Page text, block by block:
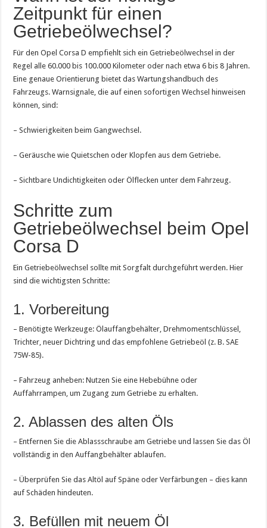
Zeitpunkt für einen
Getriebeölwechsel?
Für den Opel Corsa D empfiehlt sich ein Getriebeölwechsel in der
Regel alle 60.000 bis 100.000 Kilometer oder nach etwa 6 bis 8 Jahren.
Eine genaue Orientierung bietet das Wartungshandbuch des
Fahrzeugs. Warnsignale, die auf einen sofortigen Wechsel hinweisen
können, sind:
– Schwierigkeiten beim Gangwechsel.
– Geräusche wie Quietschen oder Klopfen aus dem Getriebe.
– Sichtbare Undichtigkeiten oder Ölflecken unter dem Fahrzeug.
Schritte zum
Getriebeölwechsel beim Opel
Corsa D
Ein Getriebeölwechsel sollte mit Sorgfalt durchgeführt werden. Hier
sind die wichtigsten Schritte:
1. Vorbereitung
– Benötigte Werkzeuge: Ölauffangbehälter, Drehmomentschlüssel,
Trichter, neuer Dichtring und das empfohlene Getriebeöl (z. B. SAE
75W-85).
– Fahrzeug anheben: Nutzen Sie eine Hebebühne oder
Auffahrrampen, um Zugang zum Getriebe zu erhalten.
2. Ablassen des alten Öls
– Entfernen Sie die Ablassschraube am Getriebe und lassen Sie das Öl
vollständig in den Auffangbehälter ablaufen.
– Überprüfen Sie das Altöl auf Späne oder Verfärbungen – dies kann
auf Schäden hindeuten.
3. Befüllen mit neuem Öl